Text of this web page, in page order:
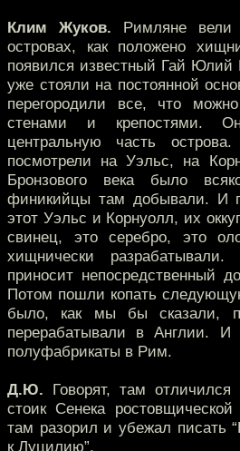
Клим Жуков. Римляне вели
островах, как положено
появился известный Гай Юлий
уже стояли на постоянной
перегородили все, что
стенами и крепостями.
центральную часть
посмотрели на Уэльс, на
Бронзового века было
финикийцы там добывали. И
этот Уэльс и Корнуолл, их
свинец, это серебро, это
хищнически
приносит непосредственный
Потом пошли копать
было, как мы бы сказали,
перерабатывали в Англии.
полуфабрикаты в Рим.
Д.Ю. Говорят, там
стоик Сенека
там разорил и убежал писать
к Луцилию”.